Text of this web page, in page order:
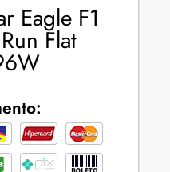
Eagle F1
Flat